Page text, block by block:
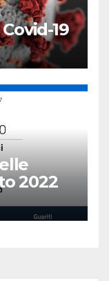
19
2022